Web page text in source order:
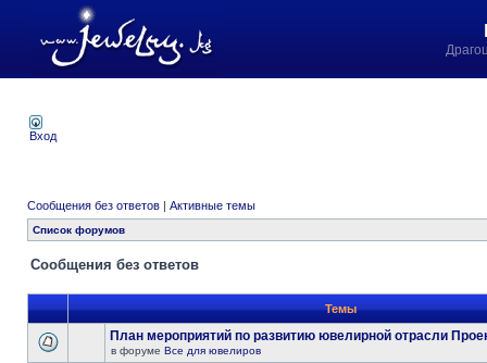
Вход
Сообщения без ответов | Активные темы
Список форумов
Сообщения без ответов
Темы
План мероприятий по развитию ювелирной отрасли
в форуме Все для ювелиров